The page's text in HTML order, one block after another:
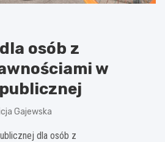
osób z
w
Gajewska
dla osób z